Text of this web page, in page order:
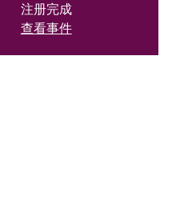
注册完成
查看事件